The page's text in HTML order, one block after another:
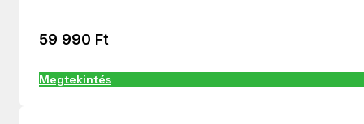
59 990 Ft
Megtekintés